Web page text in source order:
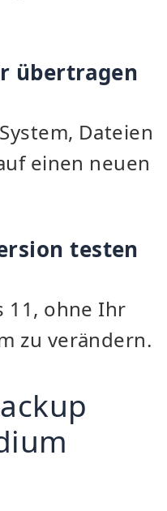
übertragen
Dateien
einen neuen
testen
11, ohne Ihr
zu verändern.